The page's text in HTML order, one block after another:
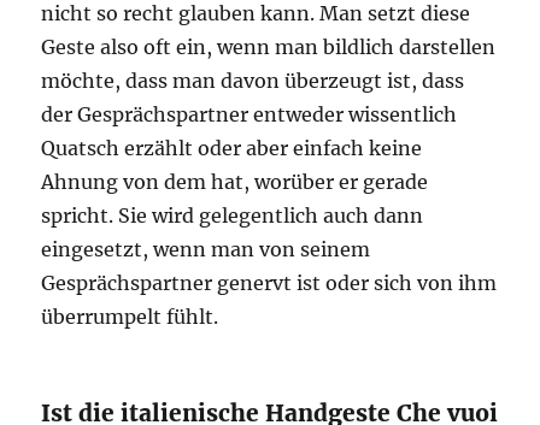
nicht so recht glauben kann. Man setzt diese
Geste also oft ein, wenn man bildlich darstellen
möchte, dass man davon überzeugt ist, dass
der Gesprächspartner entweder wissentlich
Quatsch erzählt oder aber einfach keine
Ahnung von dem hat, worüber er gerade
spricht. Sie wird gelegentlich auch dann
eingesetzt, wenn man von seinem
Gesprächspartner genervt ist oder sich von ihm
überrumpelt fühlt.
Ist die italienische Handgeste Che vuoi